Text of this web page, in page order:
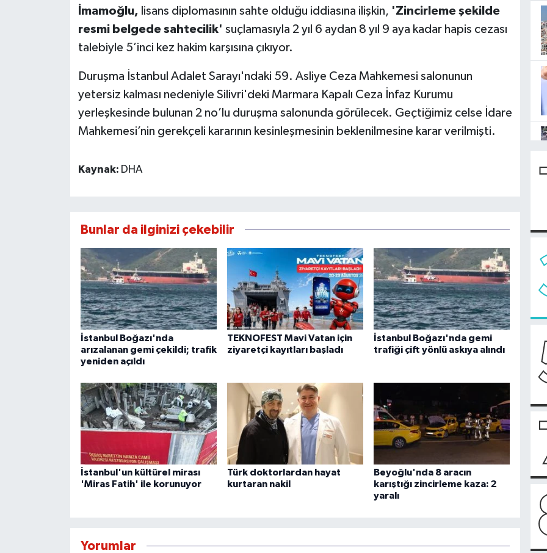
İmamoğlu, lisans diplomasının sahte olduğu iddiasına ilişkin, 'Zincirleme şekilde
resmi belgede sahtecilik' suçlamasıyla 2 yıl 6 aydan 8 yıl 9 aya kadar hapis cezası
talebiyle 5’inci kez hakim karşısına çıkıyor.
Duruşma İstanbul Adalet Sarayı'ndaki 59. Asliye Ceza Mahkemesi salonunun
yetersiz kalması nedeniyle Silivri'deki Marmara Kapalı Ceza İnfaz Kurumu
yerleşkesinde bulunan 2 no’lu duruşma salonunda görülecek. Geçtiğimiz celse İdare
Mahkemesi’nin gerekçeli kararının kesinleşmesinin beklenilmesine karar verilmişti.
Kaynak: DHA
Bunlar da ilginizi çekebilir
İstanbul Boğazı'nda
arızalanan gemi çekildi; trafik
yeniden açıldı
TEKNOFEST Mavi Vatan için
ziyaretçi kayıtları başladı
İstanbul Boğazı'nda gemi
trafiği çift yönlü askıya alındı
İstanbul'un kültürel mirası
'Miras Fatih' ile korunuyor
Türk doktorlardan hayat
kurtaran nakil
Beyoğlu'nda 8 aracın
karıştığı zincirleme kaza: 2
yaralı
Yorumlar